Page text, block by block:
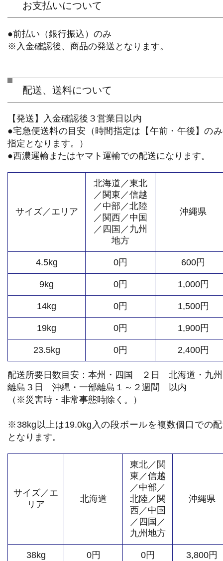
お支払いについて
●前払い（銀行振込）のみ
※入金確認後、商品の発送となります。
配送、送料について
【発送】入金確認後３営業日以内
●宅急便送料の目安（時間指定は【午前・午後】の
指定となります。）
●西濃運輸またはヤマト運輸での配送になります。
サイズ／エリア
北海道／東北
／関東／信越
／中部／北陸
／関西／中国
／四国／九州
地方
沖縄県
4.5kg 0円 600円
9kg 0円 1,000円
14kg 0円 1,500円
19kg 0円 1,900円
23.5kg 0円 2,400円
配送所要日数目安：本州・四国 ２日 北海道・九
離島３日 沖縄・一部離島１～２週間 以内
（※災害時・非常事態時除く。）
※38kg以上は19.0kg入の段ボールを複数個口での
となります。
サイズ／エ
リア
北海道
東北／関
東／信越
／中部／
北陸／関
西／中国
／四国／
九州地方
沖縄県
38kg 0円 0円 3,800円